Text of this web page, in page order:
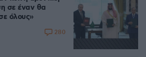
σε έναν θα
όλους»
280